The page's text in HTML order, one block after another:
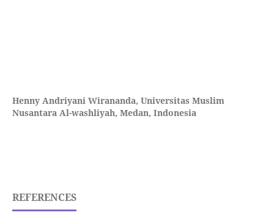
Henny Andriyani Wirananda, Universitas Muslim
Nusantara Al-washliyah, Medan, Indonesia
REFERENCES